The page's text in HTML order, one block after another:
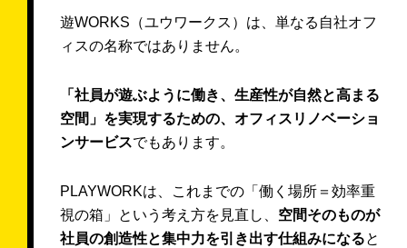
LINEで相談
お問い合わせ
遊WORKS（ユウワークス）は、単なる自社オフ
ィスの名称ではありません。
「社員が遊ぶように働き、生産性が自然と高まる
空間」を実現するための、オフィスリノベーショ
ンサービスでもあります。
PLAYWORKは、これまでの「働く場所＝効率重
視の箱」という考え方を見直し、 空間そのものが
社員の創造性と集中力を引き出す仕組みになると